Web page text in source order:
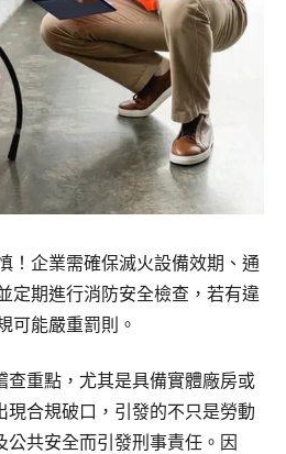
！企業需確保滅火設備效期、通
定期進行消防安全檢查，若有違
可能嚴重罰則。
查重點，尤其是具備實體廠房或
現合規破口，引發的不只是勞動
共安全而引發刑事責任。 因